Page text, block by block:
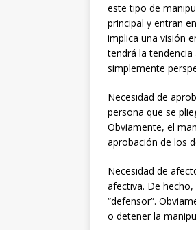
este tipo de
principal y entran
implica una visión
tendrá la
simplemente
Necesidad de
persona que se
Obviamente, el
aprobación de los
Necesidad de
afectiva. De
“defensor”.
o detener la